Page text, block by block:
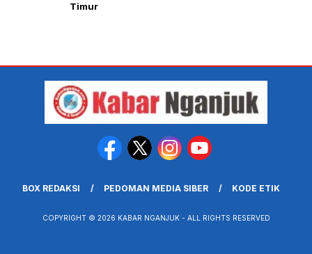
Timur
BOX REDAKSI PEDOMAN MEDIA SIBER KODE ETIK
COPYRIGHT © 2026 KABAR NGANJUK - ALL RIGHTS RESERVED